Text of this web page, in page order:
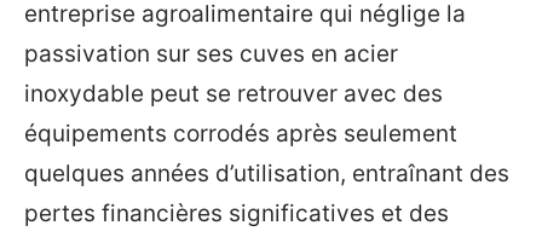
entreprise agroalimentaire qui néglige la
passivation sur ses cuves en acier
inoxydable peut se retrouver avec des
équipements corrodés après seulement
quelques années d’utilisation, entraînant des
pertes financières significatives et des